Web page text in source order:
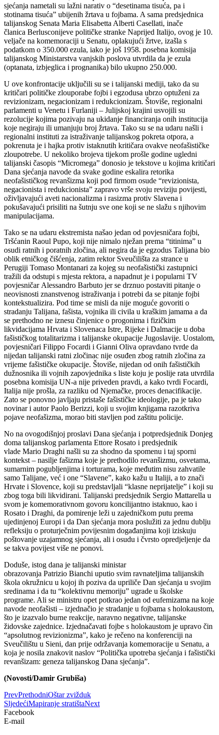
sjećanja nametali su lažni narativ o “desetinama tisuća, pa i
stotinama tisuća” ubijenih žrtava u fojbama. A sama predsjednica
talijanskog Senata Maria Elisabetta Alberti Casellati, inače
članica Berlusconijeve političke stranke Naprijed Italijo, ovog je 10.
veljače na komemoraciji u Senatu, oplakujući žrtve, izašla s
podatkom o 350.000 ezula, iako je još 1958. posebna komisija
talijanskog Ministarstva vanjskih poslova utvrdila da je ezula
(optanata, izbjeglica i prognanika) bilo ukupno 250.000.
U ove konfrontacije uključili su se i talijanski mediji, tako da su
kritičari političke zlouporabe fojbi i egzodusa ubrzo optuženi za
revizionizam, negacionizam i redukcionizam. Štoviše, regionalni
parlamenti u Venetu i Furlaniji – Julijskoj krajini usvojili su
rezolucije kojima pozivaju na ukidanje financiranja onih institucija
koje negiraju ili umanjuju broj žrtava. Tako su se na udaru našli i
regionalni instituti za istraživanje talijanskog pokreta otpora, a
pokrenuta je i hajka protiv istaknutih kritičara ovakve neofašističke
zloupotrebe. U nekoliko brojeva tijekom prošle godine ugledni
talijanski časopis “Micromega” donosio je tekstove u kojima kritičari
Dana sjećanja navode da svake godine eskalira retorika
neofašističkog revanšizma koji pod firmom osude “revizionista,
negacionista i redukcionista” zapravo vrše svoju reviziju povijesti,
oživljavajući aveti nacionalizma i rasizma protiv Slavena i
pokušavajući prisiliti na šutnju sve one koji se ne slažu s njihovim
manipulacijama.
Tako se na udaru ekstremista našao jedan od povjesničara fojbi,
Tršćanin Raoul Pupo, koji nije nimalo nježan prema “titinima” u
osudi ratnih i poratnih zločina, ali negira da je egzodus Talijana bio
oblik etničkog čišćenja, zatim rektor Sveučilišta za strance u
Perugiji Tomaso Montanari za kojeg su neofašistički zastupnici
tražili da odstupi s mjesta rektora, a napadnut je i popularni TV
povjesničar Alessandro Barbuto jer se drznuo postaviti pitanje o
neovisnosti znanstvenog istraživanja i potrebi da se pitanje fojbi
kontekstualizira. Pod time se misli da nije moguće govoriti o
stradanju Talijana, fašista, vojnika ili civila u kraškim jamama a da
se prethodno ne iznesu činjenice o progonima i fizičkim
likvidacijama Hrvata i Slovenaca Istre, Rijeke i Dalmacije u doba
fašističkog totalitarizma i talijanske okupacije Jugoslavije. Uostalom,
povjesničari Filippo Focardi i Gianni Oliva opravdano tvrde da
nijedan talijanski ratni zločinac nije osuđen zbog ratnih zločina za
vrijeme fašističke okupacije. Štoviše, nijedan od onih fašističkih
dužnosnika ili vojnih zapovjednika s liste koju je poslije rata utvrdila
posebna komisija UN-a nije priveden pravdi, a kako tvrdi Focardi,
Italija nije prošla, za razliku od Njemačke, proces denacifikacije.
Zato se ponovno javljaju pristaše fašističke ideologije, pa je tako
novinar i autor Paolo Berizzi, koji u svojim knjigama razotkriva
pojave neofašizma, morao biti stavljen pod zaštitu policije.
No na ovogodišnjoj proslavi Dana sjećanja i potpredsjednik Donjeg
doma talijanskog parlamenta Ettore Rosato i predsjednik
vlade Mario Draghi našli su za shodno da spomenu i taj sporni
kontekst – nasilje fašizma koje je prethodilo revanšizmu, osvetama,
sumarnim pogubljenjima i torturama, koje međutim nisu zahvatile
samo Talijane, već i one “Slavene”, kako kažu u Italiji, a to znači
Hrvate i Slovence, koji su predstavljali “klasne neprijatelje” i koji su
zbog toga bili likvidirani. Talijanski predsjednik Sergio Mattarella u
svom je komemorativnom govoru koncilijantno istaknuo, kao i
Rosato i Draghi, da pomirenje leži u zajedničkom putu prema
ujedinjenoj Europi i da Dan sjećanja mora poslužiti za jednu dublju
refleksiju o proturječnim povijesnim događanjima koji iziskuju
poštovanje uzajamnog sjećanja, ali i osudu i čvrsto opredjeljenje da
se takva povijest više ne ponovi.
Doduše, istog dana je talijanski ministar
obrazovanja Patrizio Bianchi uputio svim ravnateljima talijanskih
škola okružnicu u kojoj ih poziva da upriliče Dan sjećanja u svojim
sredinama i da tu “kolektivnu memoriju” ugrade u školske
programe. Ali se ministru opet potkrao jedan od eufemizama na koje
navode neofašisti – izjednačio je stradanje u fojbama s holokaustom,
što je izazvalo burne reakcije, naravno negativne, talijanske
židovske zajednice. Izjednačavati fojbe s holokaustom je upravo čin
“apsolutnog revizionizma”, kako je rečeno na konferenciji na
Sveučilištu u Sieni, dan prije održavanja komemoracije u Senatu, a
koja je nosila znakovit naslov “Politička upotreba sjećanja i fašistički
revanšizam: geneza talijanskog Dana sjećanja”.
(Novosti/Damir Grubiša)
PrevPrethodniOštar zvižduk
SljedećiMapiranje stratištaNext
Facebook
E-mail